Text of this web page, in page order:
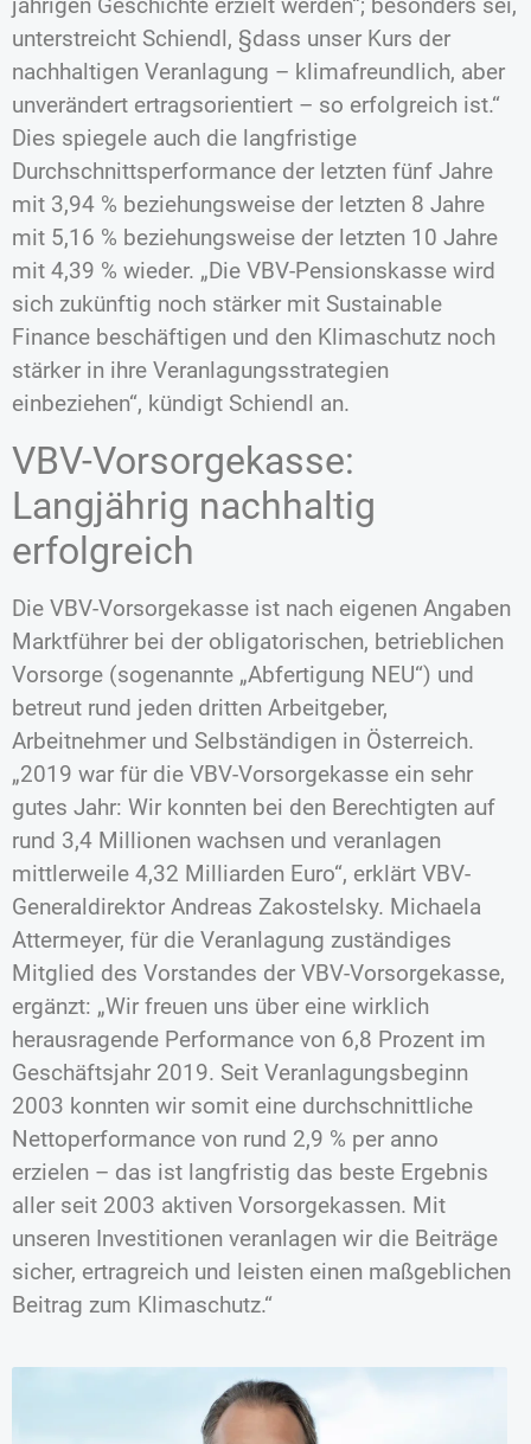
jährigen Geschichte erzielt werden“; besonders sei,
unterstreicht Schiendl, §dass unser Kurs der
nachhaltigen Veranlagung – klimafreundlich, aber
unverändert ertragsorientiert – so erfolgreich ist.“
Dies spiegele auch die langfristige
Durchschnittsperformance der letzten fünf Jahre
mit 3,94 % beziehungsweise der letzten 8 Jahre
mit 5,16 % beziehungsweise der letzten 10 Jahre
mit 4,39 % wieder. „Die VBV-Pensionskasse wird
sich zukünftig noch stärker mit Sustainable
Finance beschäftigen und den Klimaschutz noch
stärker in ihre Veranlagungsstrategien
einbeziehen“, kündigt Schiendl an.
VBV-Vorsorgekasse:
Langjährig nachhaltig
erfolgreich
Die VBV-Vorsorgekasse ist nach eigenen Angaben
Marktführer bei der obligatorischen, betrieblichen
Vorsorge (sogenannte „Abfertigung NEU“) und
betreut rund jeden dritten Arbeitgeber,
Arbeitnehmer und Selbständigen in Österreich.
„2019 war für die VBV-Vorsorgekasse ein sehr
gutes Jahr: Wir konnten bei den Berechtigten auf
rund 3,4 Millionen wachsen und veranlagen
mittlerweile 4,32 Milliarden Euro“, erklärt VBV-
Generaldirektor Andreas Zakostelsky. Michaela
Attermeyer, für die Veranlagung zuständiges
Mitglied des Vorstandes der VBV-Vorsorgekasse,
ergänzt: „Wir freuen uns über eine wirklich
herausragende Performance von 6,8 Prozent im
Geschäftsjahr 2019. Seit Veranlagungsbeginn
2003 konnten wir somit eine durchschnittliche
Nettoperformance von rund 2,9 % per anno
erzielen – das ist langfristig das beste Ergebnis
aller seit 2003 aktiven Vorsorgekassen. Mit
unseren Investitionen veranlagen wir die Beiträge
sicher, ertragreich und leisten einen maßgeblichen
Beitrag zum Klimaschutz.“